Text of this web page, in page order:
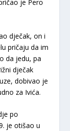
je Pero
dječak, on i
pričaju da im
da jedu, pa
dječak
dobivao je
za Ivića.
po
je otišao u